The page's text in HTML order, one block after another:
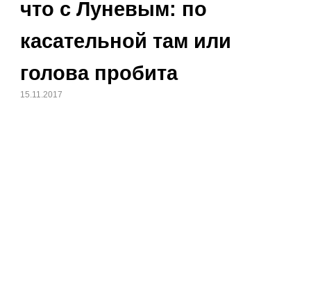
что с Луневым: по
касательной там или
голова пробита
15.11.2017